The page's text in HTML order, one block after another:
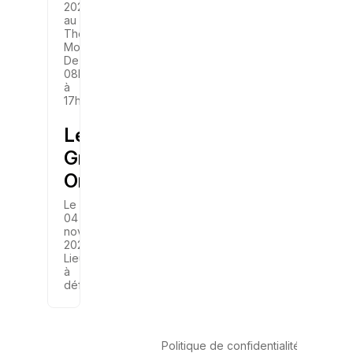
2025
au
Théâtre
Mogador
De
08h30
à
17h00
Le
Grand
Oral
Le
04
novembre
2025
Lieu
à
définir
Politique de confidentialité